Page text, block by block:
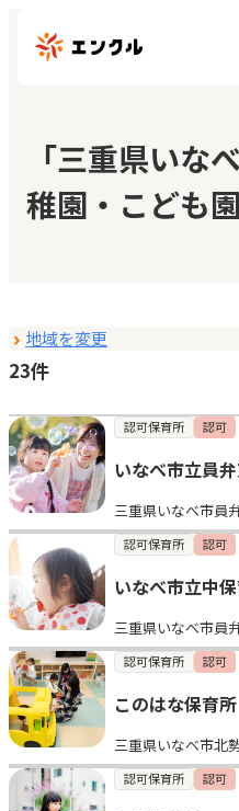
保育園・幼稚園を探す
地図から探す
マイページ
お気に入り
見学日記
メッセージ
おすすめの園
エンクルの特徴と活用方法
コラム
お知らせ
「三重県いな
稚園・こども
地域を変更
23件
認可保育所 認可
いなべ市立員
三重県いなべ市員
認可保育所 認可
いなべ市立中
三重県いなべ市員
認可保育所 認可
このはな保育所
三重県いなべ市北
認可保育所 認可